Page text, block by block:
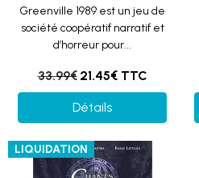
Greenville 1989 est un jeu de
société coopératif narratif et
d’horreur pour...
33.99€ 21.45€ TTC
Détails
LIQUIDATION